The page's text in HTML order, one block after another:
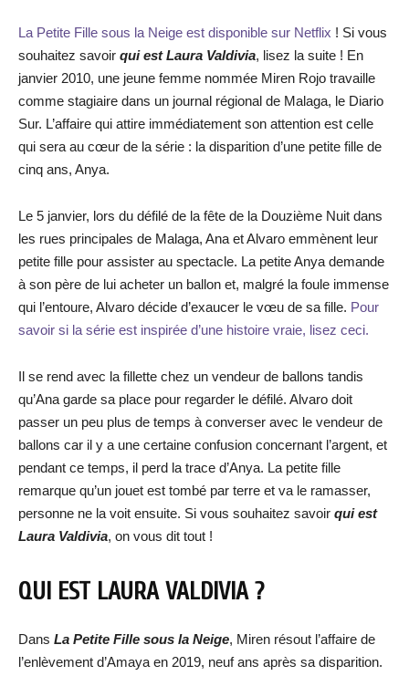
La Petite Fille sous la Neige est disponible sur Netflix ! Si vous
souhaitez savoir qui est Laura Valdivia, lisez la suite ! En
janvier 2010, une jeune femme nommée Miren Rojo travaille
comme stagiaire dans un journal régional de Malaga, le Diario
Sur. L’affaire qui attire immédiatement son attention est celle
qui sera au cœur de la série : la disparition d’une petite fille de
cinq ans, Anya.
Le 5 janvier, lors du défilé de la fête de la Douzième Nuit dans
les rues principales de Malaga, Ana et Alvaro emmènent leur
petite fille pour assister au spectacle. La petite Anya demande
à son père de lui acheter un ballon et, malgré la foule immense
qui l’entoure, Alvaro décide d’exaucer le vœu de sa fille. Pour
savoir si la série est inspirée d’une histoire vraie, lisez ceci.
Il se rend avec la fillette chez un vendeur de ballons tandis
qu’Ana garde sa place pour regarder le défilé. Alvaro doit
passer un peu plus de temps à converser avec le vendeur de
ballons car il y a une certaine confusion concernant l’argent, et
pendant ce temps, il perd la trace d’Anya. La petite fille
remarque qu’un jouet est tombé par terre et va le ramasser,
personne ne la voit ensuite. Si vous souhaitez savoir qui est
Laura Valdivia, on vous dit tout !
QUI EST LAURA VALDIVIA ?
Dans La Petite Fille sous la Neige, Miren résout l’affaire de
l’enlèvement d’Amaya en 2019, neuf ans après sa disparition.